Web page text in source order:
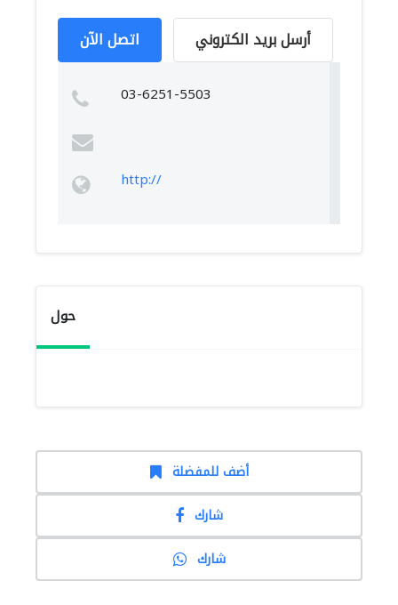
اتصل الآن أرسل بريد الكتروني
03-6251-5503
http://
حول
أضف للمفضلة
شارك
شارك